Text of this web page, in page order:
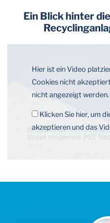
Ein Blick hinter
Hier ist ein Video
Cookies nicht
nicht angezeigt werden.
Klicken Sie hier, um
akzeptieren und das